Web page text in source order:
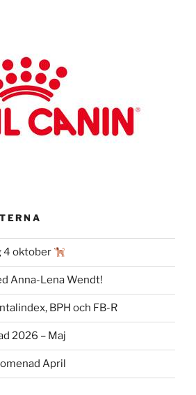
4 oktober
Anna-Lena Wendt!
BPH och FB-R
2026 – Maj
April